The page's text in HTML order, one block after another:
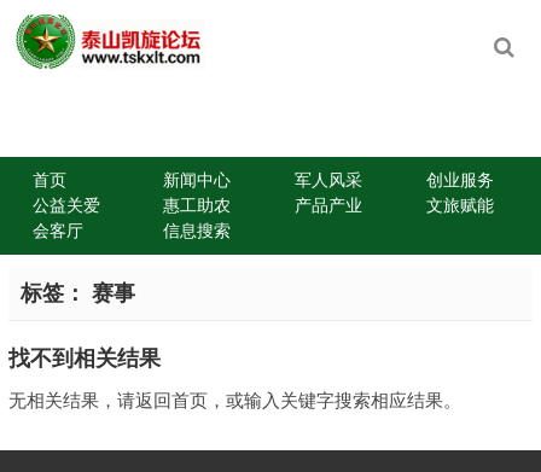
首页 新闻中心 军人风采
创业服务
公益关爱
惠工助农 产品产业
文旅赋能
会客厅
信息搜索
标签： 赛事
找不到相关结果
无相关结果，请返回首页，或输入关键字搜索相应结果。